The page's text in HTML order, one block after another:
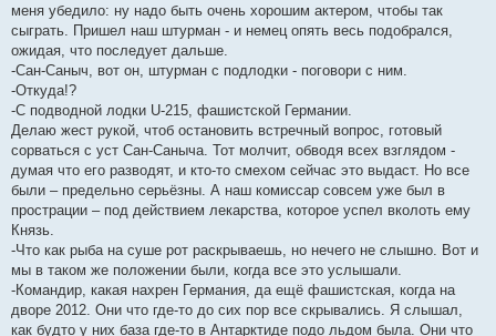
меня убедило: ну надо быть очень хорошим актером, чтобы так
сыграть. Пришел наш штурман - и немец опять весь подобрался,
ожидая, что последует дальше.
-Сан-Саныч, вот он, штурман с подлодки - поговори с ним.
-Откуда!?
-С подводной лодки U-215, фашистской Германии.
Делаю жест рукой, чтоб остановить встречный вопрос, готовый
сорваться с уст Сан-Саныча. Тот молчит, обводя всех взглядом -
думая что его разводят, и кто-то смехом сейчас это выдаст. Но все
были – предельно серьёзны. А наш комиссар совсем уже был в
прострации – под действием лекарства, которое успел вколоть ему
Князь.
-Что как рыба на суше рот раскрываешь, но нечего не слышно. Вот и
мы в таком же положении были, когда все это услышали.
-Командир, какая нахрен Германия, да ещё фашистская, когда на
дворе 2012. Они что где-то до сих пор все скрывались. Я слышал,
как будто у них база где-то в Антарктиде подо льдом была. Они что